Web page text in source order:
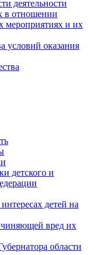
деятельности
в отношении
мероприятиях и их
условий оказания
детского и
детей на
вред их
области